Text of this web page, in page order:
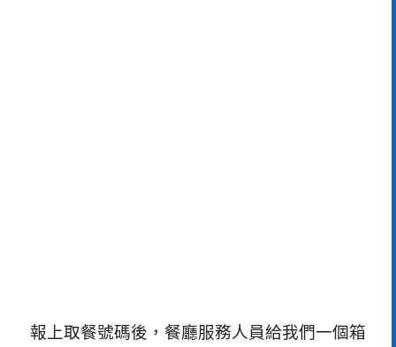
報上取餐號碼後，餐廳服務人員給我們一個箱